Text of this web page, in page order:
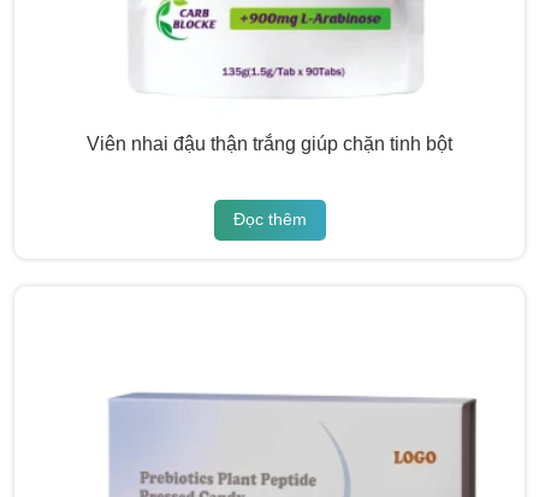
Viên nhai đậu thận trắng giúp chặn tinh bột
Đọc thêm